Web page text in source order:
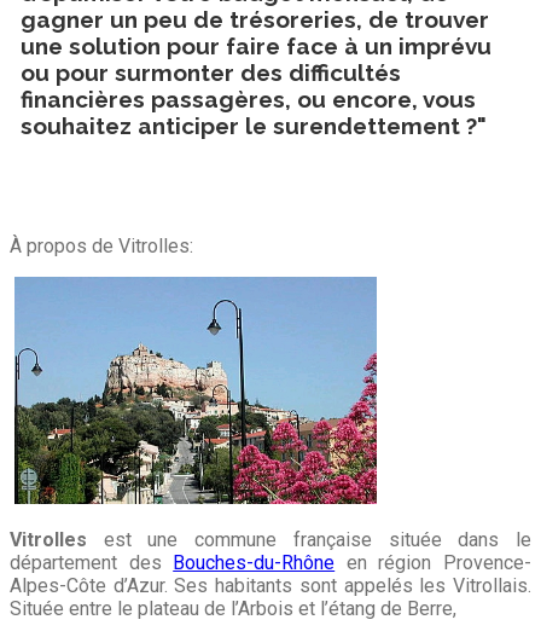
gagner un peu de trésoreries, de trouver
une solution pour faire face à un imprévu
ou pour surmonter des difficultés
financières passagères, ou encore, vous
souhaitez anticiper le surendettement ?"
À propos de Vitrolles:
Vitrolles est une commune française située dans le
département des Bouches-du-Rhône en région Provence-
Alpes-Côte d’Azur. Ses habitants sont appelés les Vitrollais.
Située entre le plateau de l’Arbois et l’étang de Berre,